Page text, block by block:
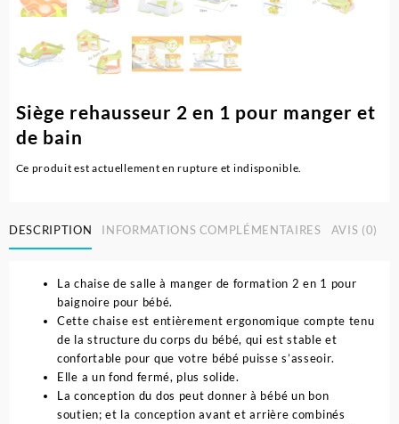
Siège rehausseur 2 en 1 pour manger et
de bain
Ce produit est actuellement en rupture et indisponible.
DESCRIPTION INFORMATIONS COMPLÉMENTAIRES AVIS (0)
La chaise de salle à manger de formation 2 en 1 pour
baignoire pour bébé.
Cette chaise est entièrement ergonomique compte tenu
de la structure du corps du bébé, qui est stable et
confortable pour que votre bébé puisse s’asseoir.
Elle a un fond fermé, plus solide.
La conception du dos peut donner à bébé un bon
soutien; et la conception avant et arrière combinés